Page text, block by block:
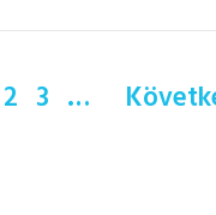
2 3 …